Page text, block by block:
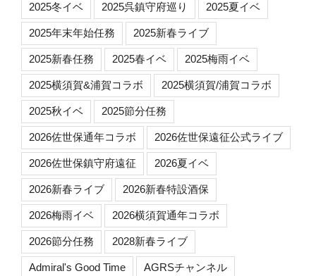
2025冬イベ 2025呉鎮守府巡り 2025夏イベ
2025年末年始任務 2025新春ライブ
2025新春任務 2025春イベ 2025梅雨イベ
2025横須賀&浦賀コラボ 2025横須賀/浦賀コラボ
2025秋イベ 2025節分任務
2026佐世保通年コラボ 2026佐世保遠征公式ライブ
2026佐世保鎮守府遠征 2026夏イベ
2026新春ライブ 2026新春特設酒保
2026梅雨イベ 2026横須賀通年コラボ
2026節分任務 2028新春ライブ
Admiral's Good Time AGRSチャンネル